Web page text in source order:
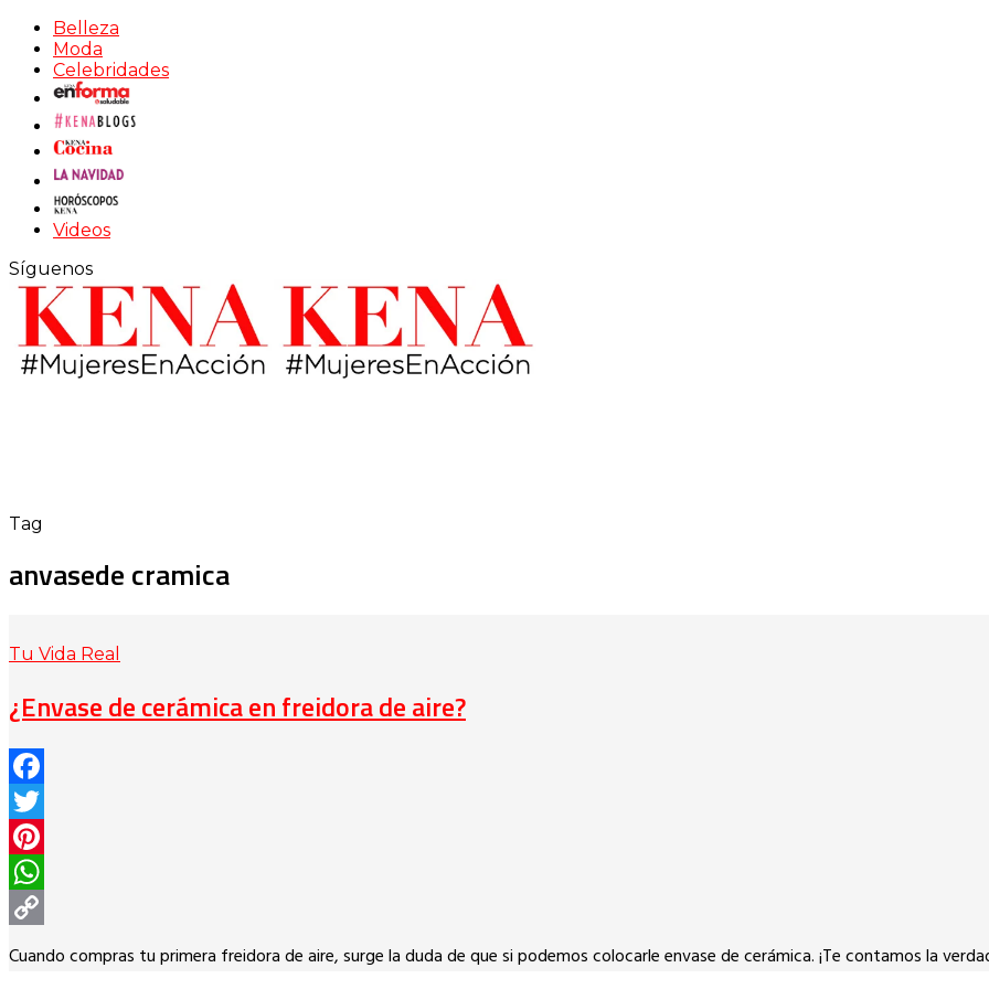
Belleza
Moda
Celebridades
Videos
Síguenos
Tag
anvasede cramica
Tu Vida Real
¿Envase de cerámica en freidora de aire?
Facebook
Twitter
Pinterest
WhatsApp
Copy
Cuando compras tu primera freidora de aire, surge la duda de que si podemos colocarle envase de cerámica. ¡Te contamos la